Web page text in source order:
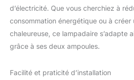
camarade
d’électricité. Que vous cherchiez à
consommation énergétique ou à créer
chaleureuse, ce lampadaire s’adapte
grâce à ses deux ampoules.
Facilité et praticité d’installation